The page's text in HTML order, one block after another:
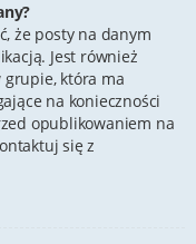
że posty na danym
Jest również
grupie, która ma
na konieczności
opublikowaniem na
się z